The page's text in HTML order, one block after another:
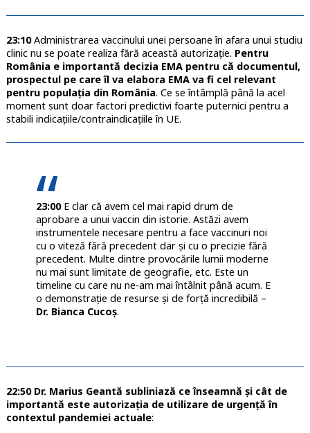
23:10Administrarea vaccinului unei persoane în afara unui studiu
clinic nu se poate realiza fără această autorizație. Pentru
România e importantă decizia EMA pentru că documentul,
prospectul pe care îl va elabora EMA va fi cel relevant
pentru populația din România. Ce se întâmplă până la acel
moment sunt doar factori predictivi foarte puternici pentru a
stabili indicațiile/contraindicațiile în UE.
23:00E clar că avem cel mai rapid drum de
aprobare a unui vaccin din istorie. Astăzi avem
instrumentele necesare pentru a face vaccinuri noi
cu o viteză fără precedent dar și cu o precizie fără
precedent. Multe dintre provocările lumii moderne
nu mai sunt limitate de geografie, etc. Este un
timeline cu care nu ne-am mai întâlnit până acum. E
o demonstrație de resurse și de forță incredibilă –
Dr. Bianca Cucoș.
22:50 Dr. Marius Geantă subliniază ce înseamnă și cât de
importantă este autorizația de utilizare de urgență în
contextul pandemiei actuale: